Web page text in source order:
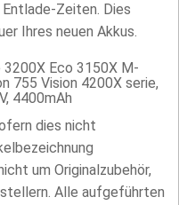
Zeiten. Dies
Ihres neuen Akkus.
3200X Eco 3150X M-
755 Vision 4200X serie,
4400mAh
dies nicht
um Originalzubehör,
Alle aufgeführten